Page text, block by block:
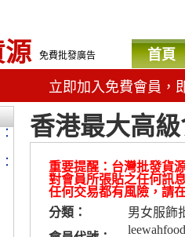
源 免費批發廣告 首頁
立即加入免費會員，
香港最大高
重要提醒：台灣批發貨
對會員所張貼之任何訊
任何交易都有風險，請
分類：
男女服飾
leewahfood